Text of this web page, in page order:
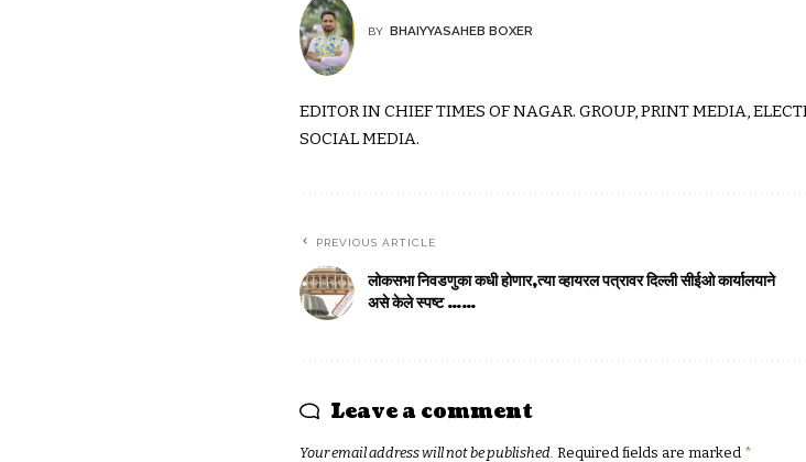
BY BHAIYYASAHEB BOXER
EDITOR IN CHIEF TIMES OF NAGAR. GROUP, PRINT MEDIA,
SOCIAL MEDIA.
PREVIOUS ARTICLE
लोकसभा निवडणुका कधी होणार,त्या व्हायरल पत्रावर दिल्ली सीईओ कार्यालयाने
असे केले स्पष्ट ……
Leave a comment
Your email address will not be published. Required fields are marked *